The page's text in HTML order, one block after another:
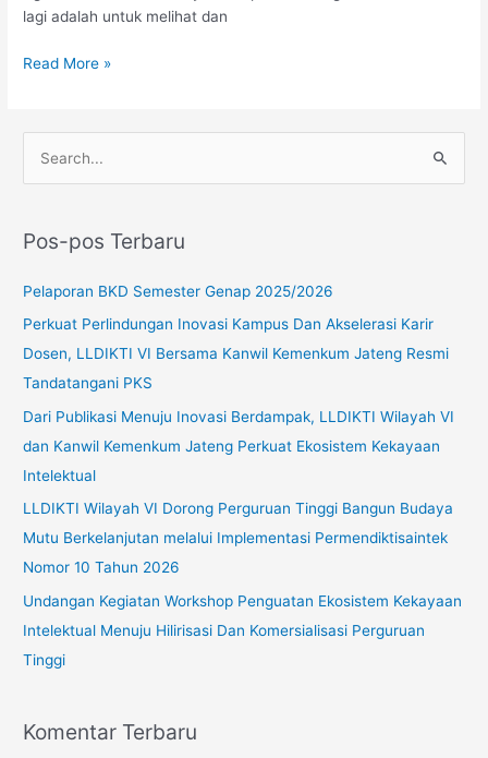
lagi adalah untuk melihat dan
Read More »
i
:
Pos-pos Terbaru
Pelaporan BKD Semester Genap 2025/2026
Perkuat Perlindungan Inovasi Kampus Dan Akselerasi Karir
Dosen, LLDIKTI VI Bersama Kanwil Kemenkum Jateng Resmi
Tandatangani PKS
Dari Publikasi Menuju Inovasi Berdampak, LLDIKTI Wilayah VI
dan Kanwil Kemenkum Jateng Perkuat Ekosistem Kekayaan
Intelektual
LLDIKTI Wilayah VI Dorong Perguruan Tinggi Bangun Budaya
Mutu Berkelanjutan melalui Implementasi Permendiktisaintek
Nomor 10 Tahun 2026
Undangan Kegiatan Workshop Penguatan Ekosistem Kekayaan
Intelektual Menuju Hilirisasi Dan Komersialisasi Perguruan
Tinggi
Komentar Terbaru